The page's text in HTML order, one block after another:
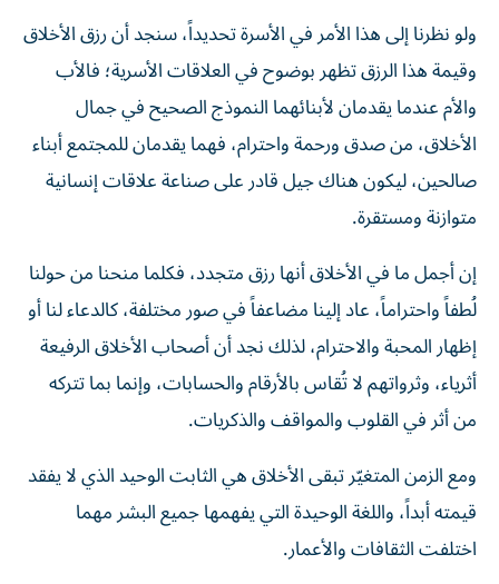
ولو نظرنا إلى هذا الأمر في الأسرة تحديداً، سنجد أن رزق الأخلاق
وقيمة هذا الرزق تظهر بوضوح في العلاقات الأسرية؛ فالأب
والأم عندما يقدمان لأبنائهما النموذج الصحيح في جمال
الأخلاق، من صدق ورحمة واحترام، فهما يقدمان للمجتمع أبناء
صالحين، ليكون هناك جيل قادر على صناعة علاقات إنسانية
متوازنة ومستقرة.
إن أجمل ما في الأخلاق أنها رزق متجدد، فكلما منحنا من حولنا
لُطفاً واحتراماً، عاد إلينا مضاعفاً في صور مختلفة، كالدعاء لنا أو
إظهار المحبة والاحترام، لذلك نجد أن أصحاب الأخلاق الرفيعة
أثرياء، وثرواتهم لا تُقاس بالأرقام والحسابات، وإنما بما تتركه
من أثر في القلوب والمواقف والذكريات.
ومع الزمن المتغيّر تبقى الأخلاق هي الثابت الوحيد الذي لا يفقد
قيمته أبداً، واللغة الوحيدة التي يفهمها جميع البشر مهما
اختلفت الثقافات والأعمار.